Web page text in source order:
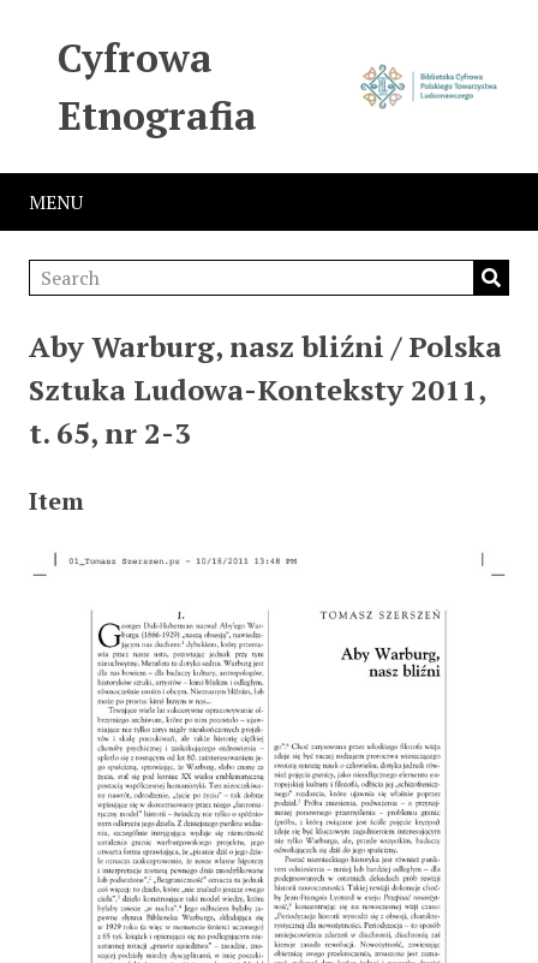
Cyfrowa
Etnografia
MENU
Aby Warburg, nasz bliźni / Polska
Sztuka Ludowa-Konteksty 2011,
t. 65, nr 2-3
Item